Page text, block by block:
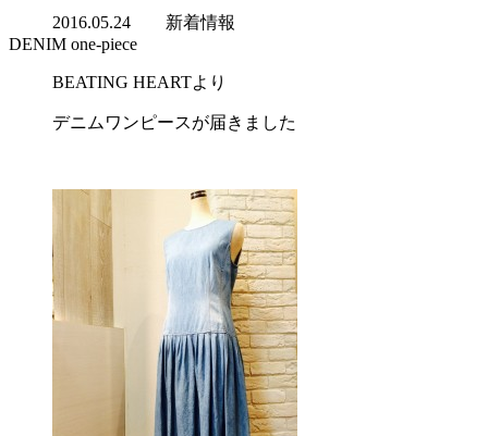
2016.05.24 新着情報
DENIM one-piece
BEATING HEARTより
デニムワンピースが届きました